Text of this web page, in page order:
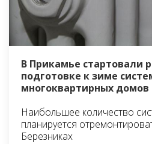
В Прикамье стартовали
подготовке к зиме
многоквартирных домов
Наибольшее количество
планируется
Березниках